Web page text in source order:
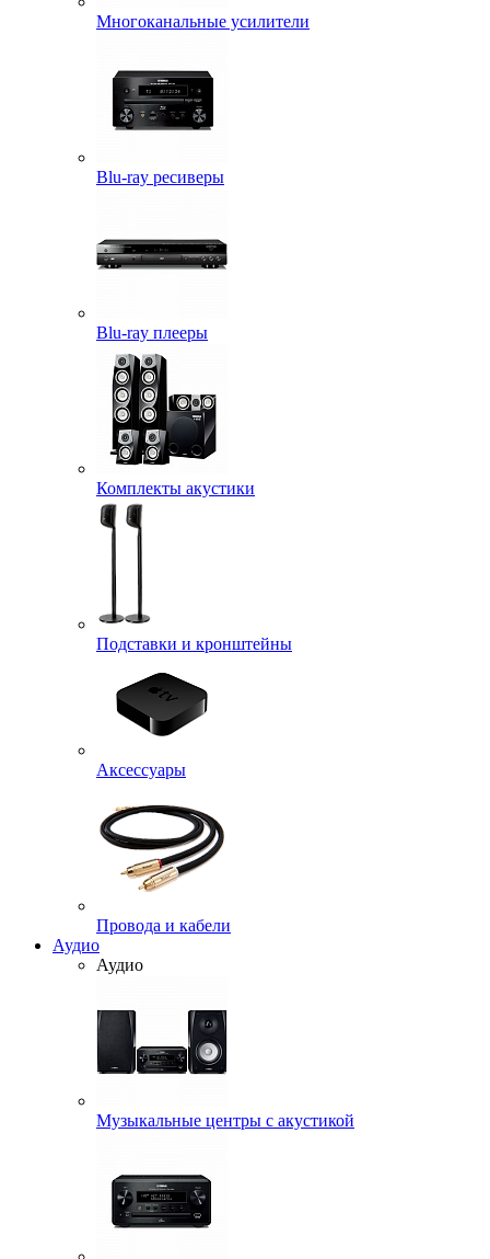
Многоканальные усилители
Blu-ray ресиверы
Blu-ray плееры
Комплекты акустики
Подставки и кронштейны
Аксессуары
Провода и кабели
Аудио
Аудио
Музыкальные центры с акустикой